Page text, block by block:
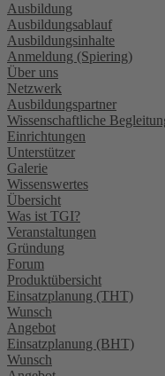
Ausbildung
Ausbildungsablauf
Ausbildungsinhalte
Anmeldung (Spiering)
Über uns
Netzwerk
Ausbildungspartner
Wissenschaftliche
Einrichtungen
Unterstützer
Galerie
Wissenswertes
Übersicht
Was ist TGI?
Veranstaltungen
Gründung
Forum
Produktübersicht
Einsatzplanung (THT)
Wunsch
Angebot
Einsatzplanung (BHT)
Wunsch